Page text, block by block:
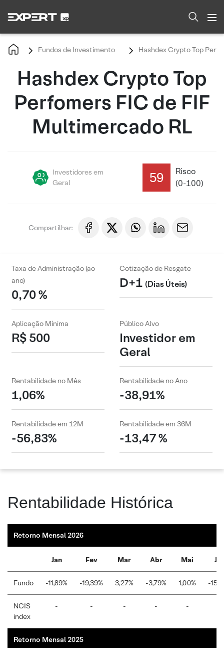
Fundos de Investimento Hashdex Crypto Top
Hashdex Crypto Top
Perfomers FIC de FIF
Multimercado RL
Investidores em
Geral
59
Risco
(0-100)
Compartilhar:
Taxa de Administração (ao
ano)
0,70 %
Cotização de Resgate
D+1 (Dias Úteis)
Aplicação Mínima
R$ 500
Público Alvo
Investidor em
Geral
Rentabilidade no Mês
1,06%
Rentabilidade no Ano
-38,91%
Rentabilidade em 12M
-56,83%
Rentabilidade em 36M
-13,47 %
Rentabilidade Histórica
Retorno Mensal 2026
Jan Fev Mar Abr Mai
Fundo -11,89% -19,39% 3,27% -3,79% 1,00% -
NCIS
index
- - - - -
Retorno Mensal 2025